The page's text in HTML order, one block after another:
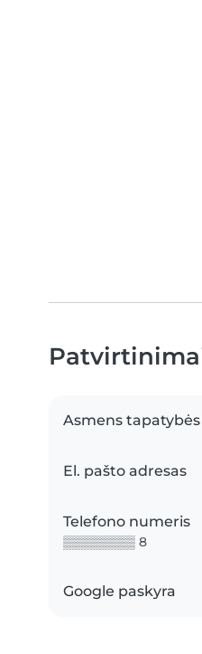
Asmens
El. pašto adresas
Telefono numeris
▒▒▒▒▒▒▒▒ 8
Google paskyra